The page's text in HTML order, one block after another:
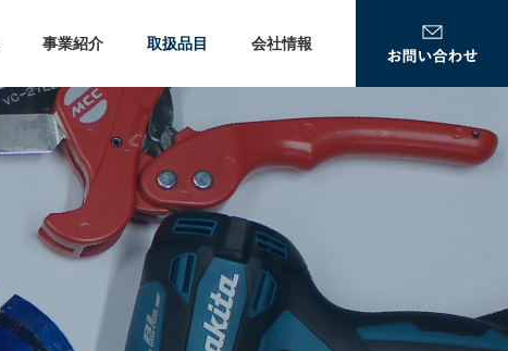
事業紹介 取扱品目 会社情報